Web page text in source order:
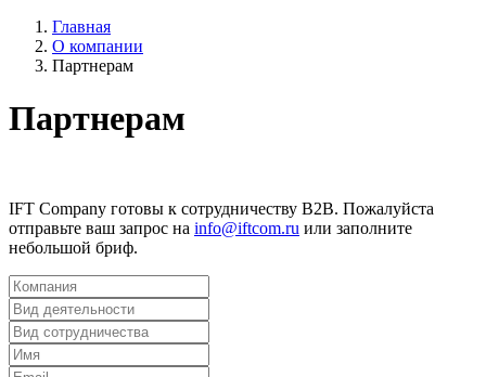
Главная
О компании
Партнерам
Партнерам
IFT Company готовы к сотрудничеству B2B. Пожалуйста
отправьте ваш запрос на info@iftcom.ru или заполните
небольшой бриф.